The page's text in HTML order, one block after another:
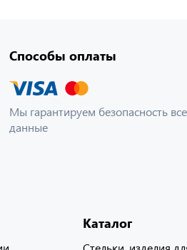
Способы оплаты
Мы гарантируем безопасность
данные
Каталог